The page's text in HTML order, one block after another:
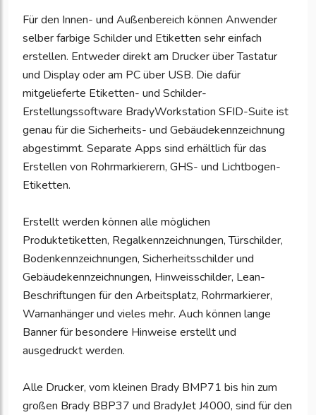
Für den Innen- und Außenbereich können Anwender
selber farbige Schilder und Etiketten sehr einfach
erstellen. Entweder direkt am Drucker über Tastatur
und Display oder am PC über USB. Die dafür
mitgelieferte Etiketten- und Schilder-
Erstellungssoftware BradyWorkstation SFID-Suite ist
genau für die Sicherheits- und Gebäudekennzeichnung
abgestimmt. Separate Apps sind erhältlich für das
Erstellen von Rohrmarkierern, GHS- und Lichtbogen-
Etiketten.
Erstellt werden können alle möglichen
Produktetiketten, Regalkennzeichnungen, Türschilder,
Bodenkennzeichnungen, Sicherheitsschilder und
Gebäudekennzeichnungen, Hinweisschilder, Lean-
Beschriftungen für den Arbeitsplatz, Rohrmarkierer,
Warnanhänger und vieles mehr. Auch können lange
Banner für besondere Hinweise erstellt und
ausgedruckt werden.
Alle Drucker, vom kleinen Brady BMP71 bis hin zum
großen Brady BBP37 und BradyJet J4000, sind für den